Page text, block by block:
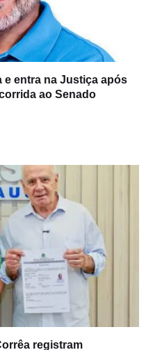
e entra na Justiça após
ao Senado
registram